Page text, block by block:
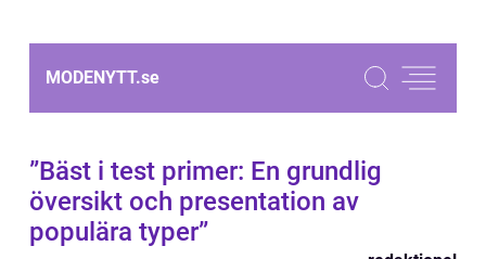
MODENYTT.se
”Bäst i test primer: En grundlig
översikt och presentation av
populära typer”